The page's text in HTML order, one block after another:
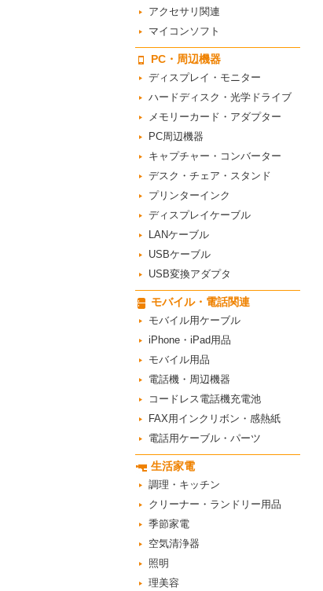
アクセサリ関連
マイコンソフト
PC・周辺機器
ディスプレイ・モニター
ハードディスク・光学ドライブ
メモリーカード・アダプター
PC周辺機器
キャプチャー・コンバーター
デスク・チェア・スタンド
プリンターインク
ディスプレイケーブル
LANケーブル
USBケーブル
USB変換アダプタ
モバイル・電話関連
モバイル用ケーブル
iPhone・iPad用品
モバイル用品
電話機・周辺機器
コードレス電話機充電池
FAX用インクリボン・感熱紙
電話用ケーブル・パーツ
生活家電
調理・キッチン
クリーナー・ランドリー用品
季節家電
空気清浄器
照明
理美容